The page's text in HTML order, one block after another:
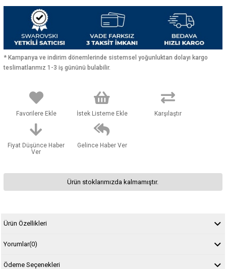
* Kampanya ve indirim dönemlerinde sistemsel yoğunluktan dolayı kargo
teslimatlarımız 1-3 iş gününü bulabilir.
Favorilere Ekle İstek Listeme Ekle Karşılaştır
Fiyat Düşünce Haber
Ver
Gelince Haber Ver
Ürün stoklarımızda kalmamıştır.
Ürün Özellikleri
Yorumlar(0)
Ödeme Seçenekleri